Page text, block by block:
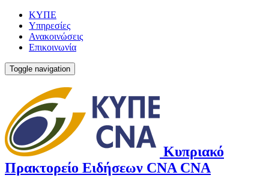
ΚΥΠΕ
Υπηρεσίες
Ανακοινώσεις
Επικοινωνία
Toggle navigation
Κυπριακό
Πρακτορείο Ειδήσεων CNA CNA